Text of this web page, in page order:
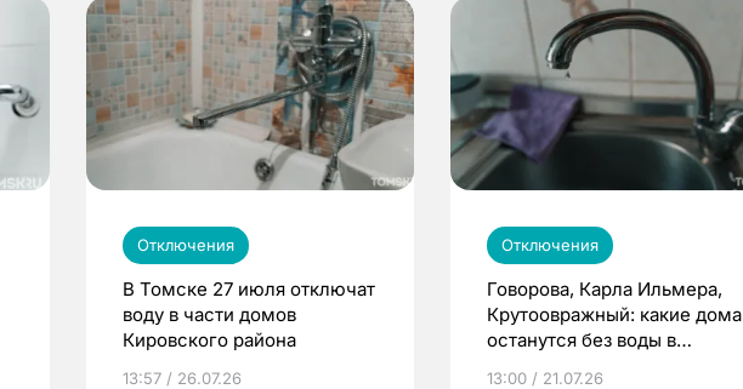
Отключения
В Томске 27 июля отключат
воду в части домов
Кировского района
13:57 / 26.07.26
Отключения
Говорова, Карла Ильмера,
Крутоовражный: какие дома
останутся без воды в
13:00 / 21.07.26